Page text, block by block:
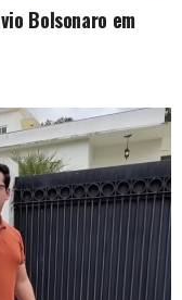
Bolsonaro em